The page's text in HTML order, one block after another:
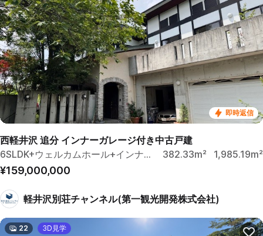
即時返信
西軽井沢 追分 インナーガレージ付き中古戸建
6SLDK+ウェルカムホール+インナーガレージ
382.33m² 1,985.19m²
¥159,000,000
軽井沢別荘チャンネル(第一観光開発株式会社)
22 3D見学